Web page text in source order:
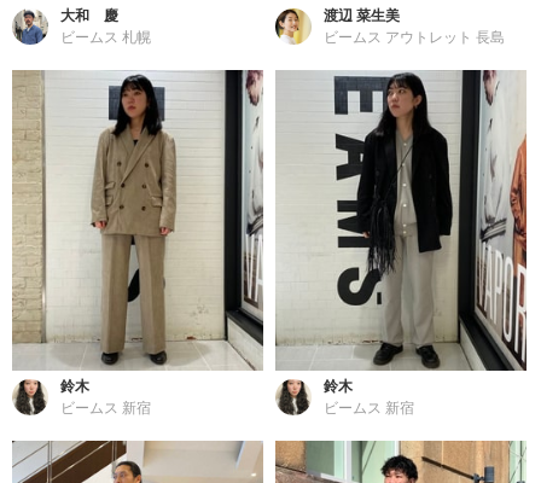
大和 慶
ビームス 札幌
渡辺 菜生美
ビームス アウトレット 長島
鈴木
ビームス 新宿
鈴木
ビームス 新宿